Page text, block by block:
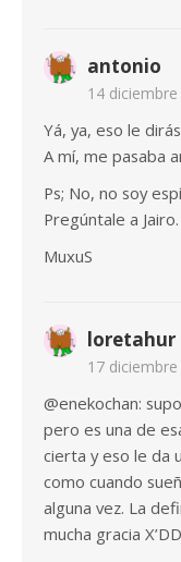
antonio
14
Yá, ya, eso le
A mí, me pasaba
Ps; No, no soy
Pregúntale a Jairo.
MuxuS
loretahur
17
@enekochan:
pero es una de
cierta y eso le da
como cuando
alguna vez. La
mucha gracia